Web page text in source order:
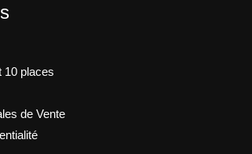
10 places
de Vente